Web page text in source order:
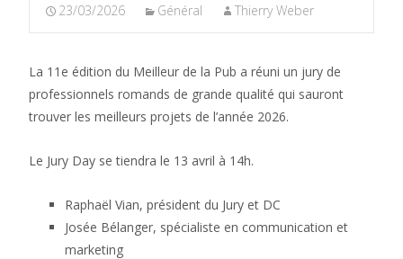
23/03/2026 Général Thierry Weber
La 11e édition du Meilleur de la Pub a réuni un jury de
professionnels romands de grande qualité qui sauront
trouver les meilleurs projets de l’année 2026.
Le Jury Day se tiendra le 13 avril à 14h.
Raphaël Vian, président du Jury et DC
Josée Bélanger, spécialiste en communication et
marketing